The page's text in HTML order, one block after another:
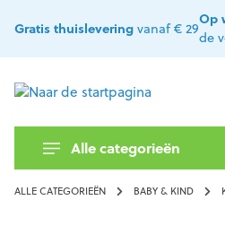
Ga naar de
Gratis thuislevering vanaf € 29
Op
de
Alle categorieën
ALLE CATEGORIEËN BABY & KIND